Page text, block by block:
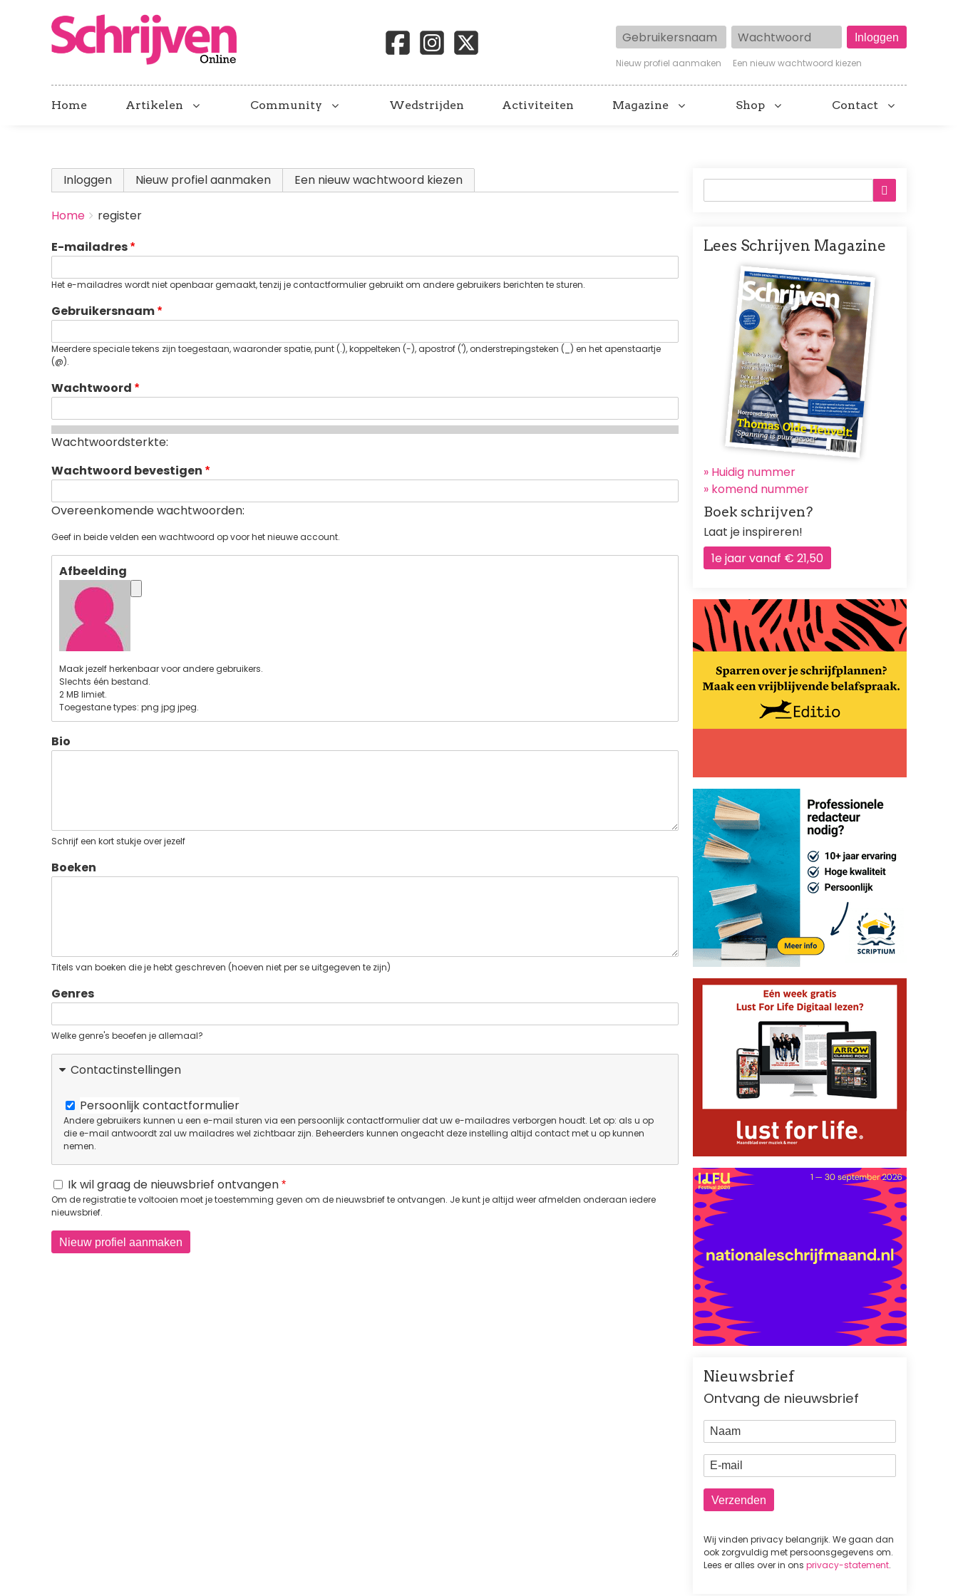
Gebruikersnaam Wachtwoord
Nieuw profiel aanmaken Een nieuw wachtwoord kiezen
Home Artikelen Community Wedstrijden Activiteiten Magazine Shop Contact
Primary
tabs
Inloggen Nieuw profiel aanmaken (actieve tabblad)
Een nieuw wachtwoord kiezen
BREADCRUMBS
You
here:
Home
register
E-mailadres
Het e-mailadres wordt niet openbaar gemaakt, tenzij je contactformulier gebruikt om andere gebruikers berichten te sturen.
Gebruikersnaam
Meerdere speciale tekens zijn toegestaan, waaronder spatie, punt (.), koppelteken (-), apostrof ('), onderstrepingsteken (_) en het apenstaartje
(@).
Wachtwoord
Wachtwoordsterkte:
Wachtwoord bevestigen
Overeenkomende wachtwoorden:
Geef in beide velden een wachtwoord op voor het nieuwe account.
Afbeelding
Maak jezelf herkenbaar voor andere gebruikers.
Slechts één bestand.
2 MB limiet.
Toegestane types: png jpg jpeg.
Bio
Schrijf een kort stukje over jezelf
Boeken
Titels van boeken die je hebt geschreven (hoeven niet per se uitgegeven te zijn)
Genres
Welke genre's beoefen je allemaal?
Contactinstellingen
Persoonlijk contactformulier
Andere gebruikers kunnen u een e-mail sturen via een persoonlijk contactformulier dat uw e-mailadres verborgen houdt. Let op: als u op
die e-mail antwoordt zal uw mailadres wel zichtbaar zijn. Beheerders kunnen ongeacht deze instelling altijd contact met u op kunnen
nemen.
Ik wil graag de nieuwsbrief ontvangen
Om de registratie te voltooien moet je toestemming geven om de nieuwsbrief te ontvangen. Je kunt je altijd weer afmelden onderaan iedere
nieuwsbrief.
Lees Schrijven Magazine
Afbeelding
» Huidig nummer
» komend nummer
Boek schrijven?
Laat je inspireren!
1e jaar vanaf € 21,50
Nieuwsbrief
Ontvang de nieuwsbrief
Naam
E-mail
Wij vinden privacy belangrijk. We gaan dan
ook zorgvuldig met persoonsgegevens om.
Lees er alles over in ons privacy-statement.